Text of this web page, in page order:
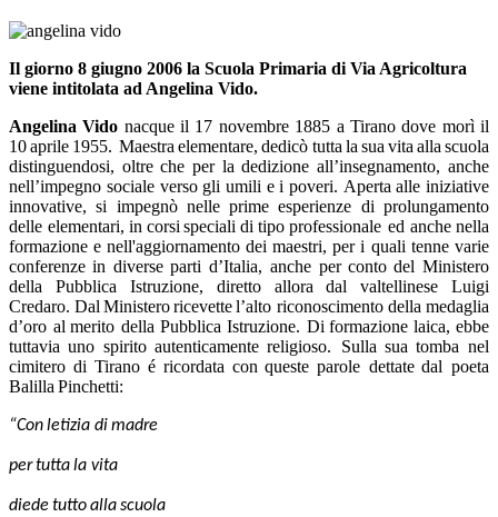
Il giorno 8 giugno 2006 la Scuola Primaria di Via Agricoltura
viene intitolata ad Angelina Vido.
Angelina Vido nacque il 1 7 novembre 1885 a Tirano dove morì il
10aprile 1955. Maestra elementare, dedicò tutta la sua vita alla scuola
distinguendosi, oltre che per la dedizione all’insegnamento, anche
nell’impegno sociale verso gli umili e i poveri. Aperta alle iniziative
innovative, si impegnò nelle prime esperienze di prolungamento
delle elementari, in corsi speciali di tipo professionale ed anche nella
formazione e nell'aggiornamento dei maestri, per i quali tenne varie
conferenze in diverse parti d’Italia, anche per conto del Ministero
della Pubblica Istruzione, diretto allora dal valtellinese
Luigi
Credaro. Dal Ministero ricevette l’alto riconoscimento della medaglia
d’oro al merito della Pubblica Istruzione. Di formazione laica, ebbe
tuttavia uno spirito autenticamente religioso. Sulla sua tomba nel
cimitero di Tirano é ricordata con queste parole dettate dal poeta
Balilla Pinchetti:
“Con letizia di madre
pertutta lavita
diede tutto allascuola